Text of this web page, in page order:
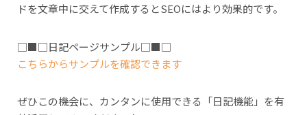
ドを文章中に交えて作成するとSEOにはより効果的です。
□■□日記ページサンプル□■□
こちらからサンプルを確認できます
ぜひこの機会に、カンタンに使用できる「日記機能」を有